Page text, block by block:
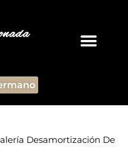
Desamortización De